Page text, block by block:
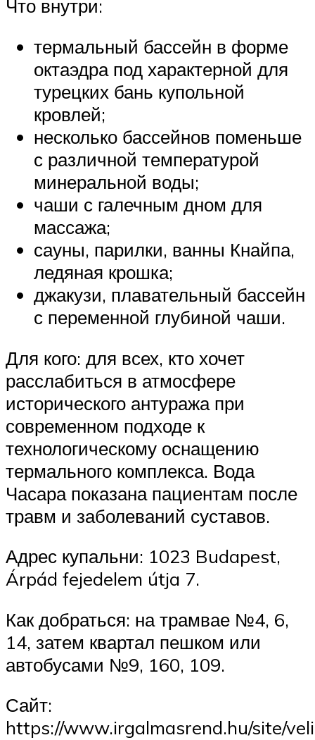
Что внутри:
термальный бассейн в форме
октаэдра под характерной для
турецких бань купольной
кровлей;
несколько бассейнов поменьше
с различной температурой
минеральной воды;
чаши с галечным дном для
массажа;
сауны, парилки, ванны Кнайпа,
ледяная крошка;
джакузи, плавательный бассейн
с переменной глубиной чаши.
Для кого: для всех, кто хочет
расслабиться в атмосфере
исторического антуража при
современном подходе к
технологическому оснащению
термального комплекса. Вода
Часара показана пациентам после
травм и заболеваний суставов.
Адрес купальни: 1023 Budapest,
Árpád fejedelem útja 7.
Как добраться: на трамвае №4, 6,
14, затем квартал пешком или
автобусами №9, 160, 109.
Сайт:
https://www.irgalmasrend.hu/site/